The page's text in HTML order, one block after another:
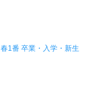
春1番 卒業・入学・新生